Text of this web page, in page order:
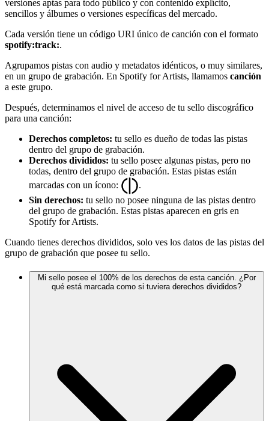
versiones aptas para todo público y con contenido explícito,
sencillos y álbumes o versiones específicas del mercado.
Cada versión tiene un código URI único de canción con el formato
spotify:track:.
Agrupamos pistas con audio y metadatos idénticos, o muy similares,
en un grupo de grabación. En Spotify for Artists, llamamos canción
a este grupo.
Después, determinamos el nivel de acceso de tu sello discográfico
para una canción:
Derechos completos: tu sello es dueño de todas las pistas
dentro del grupo de grabación.
Derechos divididos: tu sello posee algunas pistas, pero no
todas, dentro del grupo de grabación. Estas pistas están
marcadas con un ícono:
.
Sin derechos: tu sello no posee ninguna de las pistas dentro
del grupo de grabación. Estas pistas aparecen en gris en
Spotify for Artists.
Cuando tienes derechos divididos, solo ves los datos de las pistas del
grupo de grabación que posee tu sello.
Mi sello posee el 100% de los derechos de esta canción. ¿Por
qué está marcada como si tuviera derechos divididos?